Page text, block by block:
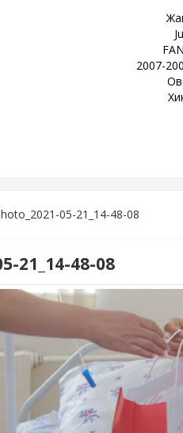
2007-
05-21_14-48-08
21_14-48-08